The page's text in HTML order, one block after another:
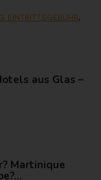
EINTRITTSGEBÜHR,
aus Glas –
Martinique